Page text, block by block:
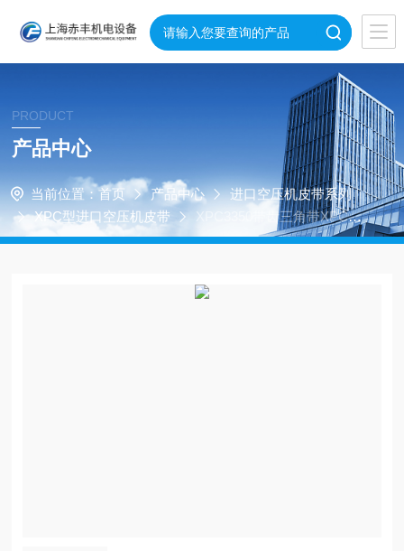
PRODUCT
产品中心
当前位置： 首页 产品中心
进口空压机皮带系列
XPC型进口空压机皮带
XPC3350带齿三角带XPC33
50空压机皮带XPC3350